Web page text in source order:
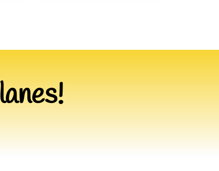
!